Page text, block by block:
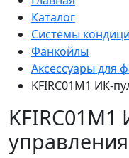
Каталог
Системы
Фанкойлы
Аксессуары для
KFIRC01M1 ИК-
KFIRC01M1